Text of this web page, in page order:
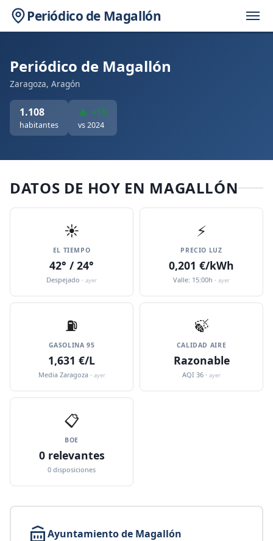
Periódico de Magallón
Periódico de Magallón
Zaragoza, Aragón
1.108
habitantes
▲ +15
vs 2024
DATOS DE HOY EN MAGALLÓN
☀️
EL TIEMPO
42° / 24°
Despejado · ayer
⚡
PRECIO LUZ
0,201 €/kWh
Valle: 15:00h · ayer
⛽️
GASOLINA 95
1,631 €/L
Media Zaragoza · ayer
🍃
CALIDAD AIRE
Razonable
AQI 36 · ayer
📋
BOE
0 relevantes
0 disposiciones
Ayuntamiento de Magallón